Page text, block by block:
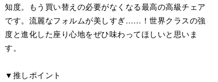
知度。もう買い替えの必要がなくなる最高の高級チェア
です。流麗なフォルムが美しすぎ……！世界クラスの強
度と進化した座り心地をぜひ味わってほしいと思いま
す。
▼推しポイント